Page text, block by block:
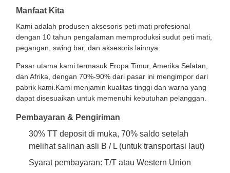
Manfaat Kita
Kami adalah produsen aksesoris peti mati profesional
dengan 10 tahun pengalaman memproduksi sudut peti mati,
pegangan, swing bar, dan aksesoris lainnya.
Pasar utama kami termasuk Eropa Timur, Amerika Selatan,
dan Afrika, dengan 70%-90% dari pasar ini mengimpor dari
pabrik kami.Kami menjamin kualitas tinggi dan warna yang
dapat disesuaikan untuk memenuhi kebutuhan pelanggan.
Pembayaran & Pengiriman
30% TT deposit di muka, 70% saldo setelah
melihat salinan asli B / L (untuk transportasi laut)
Syarat pembayaran: T/T atau Western Union